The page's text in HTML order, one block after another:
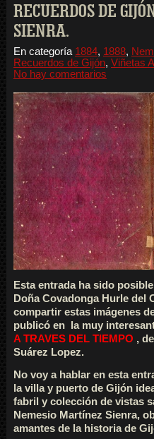
RECUERDOS DE
SIENRA.
En categoría 1884, 1888,
Recuerdos de Gijón, Viñetas
No hay comentarios
Esta entrada ha sido
Doña Covadonga Hurle del
compartir estas imágenes
publicó en la muy
A TRAVES DEL TIEMPO ,
Suárez Lopez.
No voy a hablar en esta
la villa y puerto de Gijón
fabril y colección de vistas
Nemesio Martínez Sienra,
amantes de la historia de